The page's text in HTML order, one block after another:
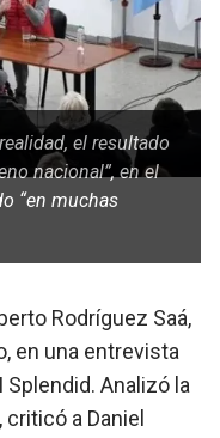
el resultado
nacional”, en el
“en muchas
Rodríguez Saá,
en una entrevista
Splendid. Analizó la
a Daniel